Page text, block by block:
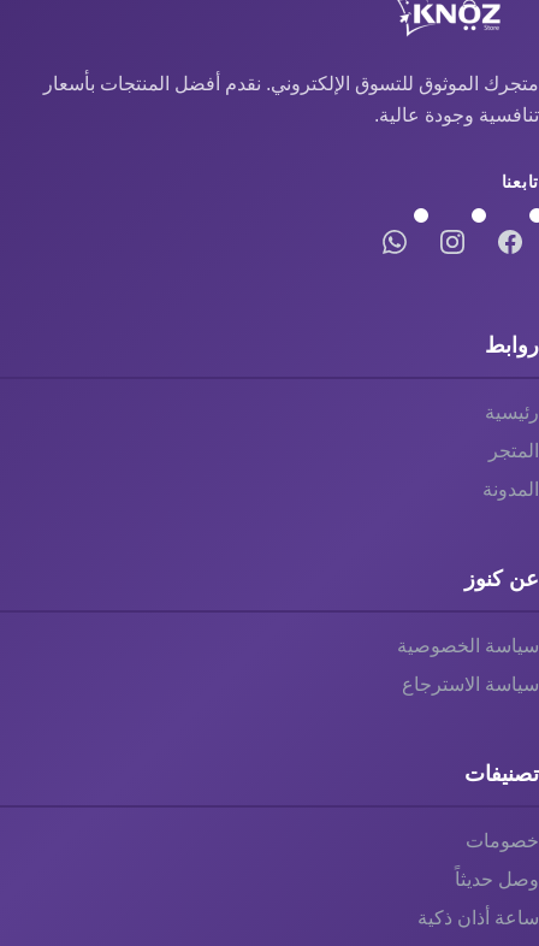
متجرك الموثوق للتسوق الإلكتروني. نقدم أفضل المنتجات بأسعار
تنافسية وجودة عالية.
تابعنا
روابط
رئيسية
المتجر
المدونة
عن كنوز
سياسة الخصوصية
سياسة الاسترجاع
تصنيفات
خصومات
وصل حديثاً
ساعة أذان ذكية